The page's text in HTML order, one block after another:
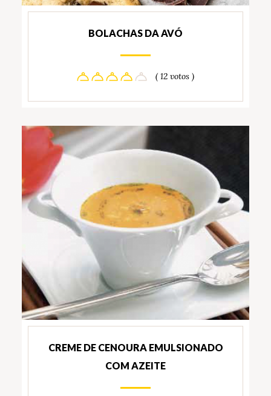
BOLACHAS DA AVÓ
( 12 votos )
CREME DE CENOURA EMULSIONADO
COM AZEITE